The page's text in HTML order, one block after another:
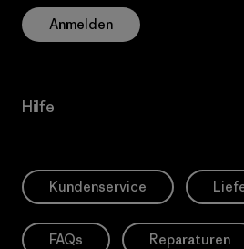
Anmelden
Hilfe
Kundenservice
FAQs Reparaturen